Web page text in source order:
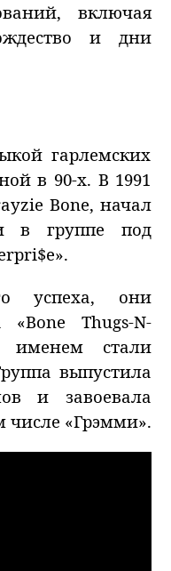
включая
и дни
гарлемских
в 90-х. В 1991
Bone, начал
в группе под
успеха, они
Thugs-N-
стали
выпустила
и завоевала
числе «Грэмми».